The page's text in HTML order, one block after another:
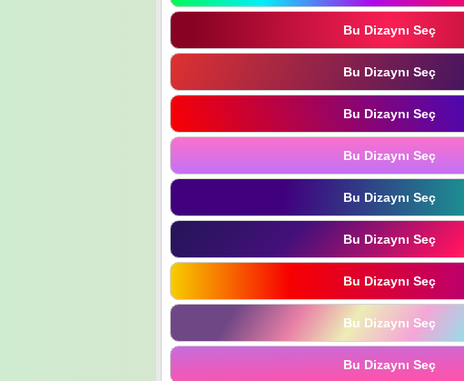
Bu Dizaynı Seç
Bu Dizaynı Seç
Bu Dizaynı Seç
Bu Dizaynı Seç
Bu Dizaynı Seç
Bu Dizaynı Seç
Bu Dizaynı Seç
Bu Dizaynı Seç
Bu Dizaynı Seç